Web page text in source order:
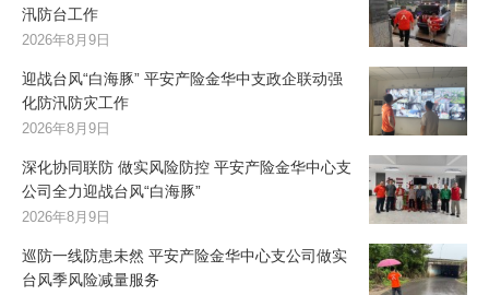
汛防台工作
2026年8月9日
迎战台风“白海豚” 平安产险金华中支政企联动强
化防汛防灾工作
2026年8月9日
深化协同联防 做实风险防控 平安产险金华中心支
公司全力迎战台风“白海豚”
2026年8月9日
巡防一线防患未然 平安产险金华中心支公司做实
台风季风险减量服务